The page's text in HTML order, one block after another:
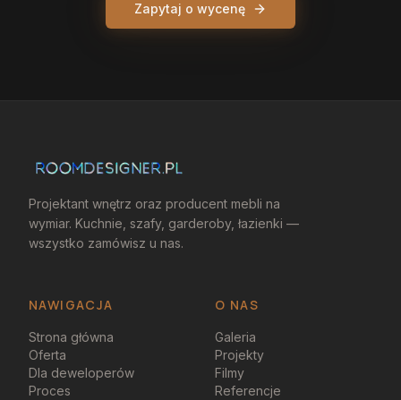
Zapytaj o wycenę
Projektant wnętrz oraz producent mebli na
wymiar. Kuchnie, szafy, garderoby, łazienki —
wszystko zamówisz u nas.
NAWIGACJA O NAS
Strona główna
Oferta
Dla deweloperów
Proces
Galeria
Projekty
Filmy
Referencje